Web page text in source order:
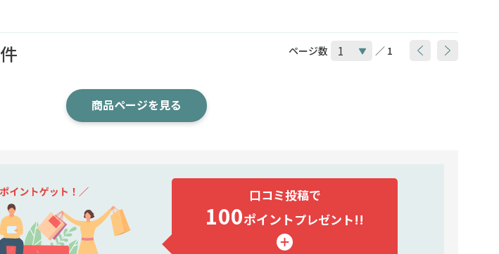
件 ページ数 ／ 1
商品ページを見る
口コミ投稿で
100ポイントプレゼント!!